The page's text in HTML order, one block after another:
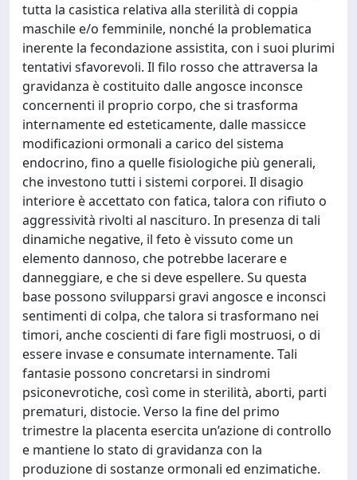
tutta la casistica relativa alla sterilità di coppia
maschile e/o femminile, nonché la problematica
inerente la fecondazione assistita, con i suoi plurimi
tentativi sfavorevoli. Il filo rosso che attraversa la
gravidanza è costituito dalle angosce inconsce
concernenti il proprio corpo, che si trasforma
internamente ed esteticamente, dalle massicce
modificazioni ormonali a carico del sistema
endocrino, fino a quelle fisiologiche più generali,
che investono tutti i sistemi corporei. Il disagio
interiore è accettato con fatica, talora con rifiuto o
aggressività rivolti al nascituro. In presenza di tali
dinamiche negative, il feto è vissuto come un
elemento dannoso, che potrebbe lacerare e
danneggiare, e che si deve espellere. Su questa
base possono svilupparsi gravi angosce e inconsci
sentimenti di colpa, che talora si trasformano nei
timori, anche coscienti di fare figli mostruosi, o di
essere invase e consumate internamente. Tali
fantasie possono concretarsi in sindromi
psiconevrotiche, così come in sterilità, aborti, parti
prematuri, distocie. Verso la fine del primo
trimestre la placenta esercita un’azione di controllo
e mantiene lo stato di gravidanza con la
produzione di sostanze ormonali ed enzimatiche.